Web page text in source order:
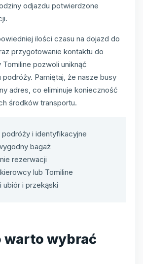
odjazdu potwierdzone
ilości czasu na dojazd do
przygotowanie kontaktu do
pozwoli uniknąć
Pamiętaj, że nasze busy
adres, co eliminuje konieczność
środków transportu.
podróży i identyfikacyjne
bagaż
rezerwacji
lub Tomiline
ubiór i przekąski
warto wybrać